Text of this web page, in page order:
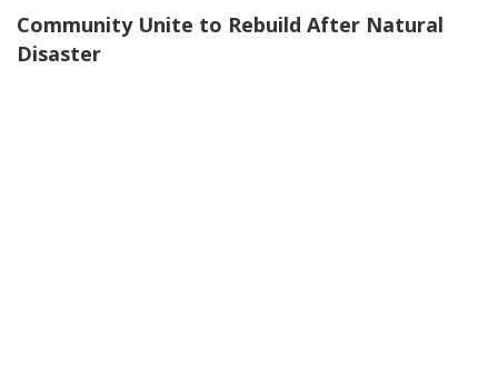
Community Unite to Rebuild After Natural
Disaster